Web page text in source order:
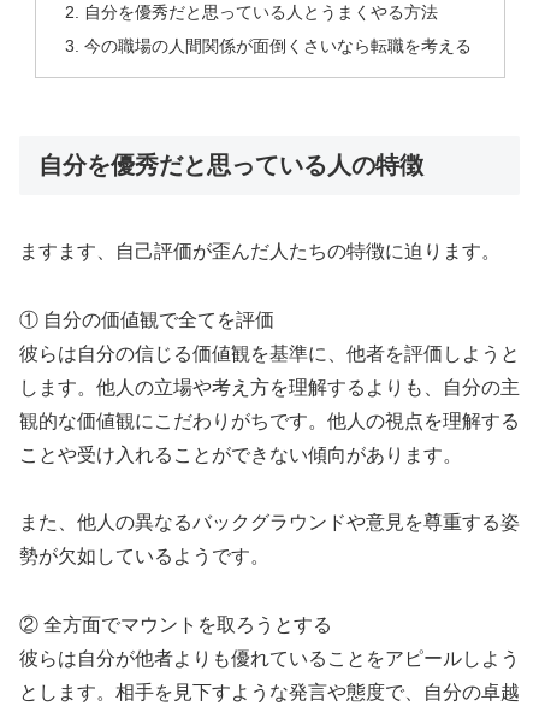
自分を優秀だと思っている人とうまくやる方法
今の職場の人間関係が面倒くさいなら転職を考える
自分を優秀だと思っている人の特徴
ますます、自己評価が歪んだ人たちの特徴に迫ります。
① 自分の価値観で全てを評価
彼らは自分の信じる価値観を基準に、他者を評価しようと
します。他人の立場や考え方を理解するよりも、自分の主
観的な価値観にこだわりがちです。他人の視点を理解する
ことや受け入れることができない傾向があります。
また、他人の異なるバックグラウンドや意見を尊重する姿
勢が欠如しているようです。
② 全方面でマウントを取ろうとする
彼らは自分が他者よりも優れていることをアピールしよう
とします。相手を見下すような発言や態度で、自分の卓越